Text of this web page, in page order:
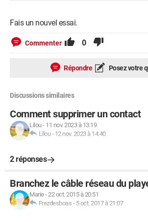
Fais un nouvel essai.
Commenter 0
Répondre Posez votre
Discussions similaires
Comment supprimer un contact
Lilou- 11 nov. 2023 à 13:19
Lilou- 12 nov. 2023 à 14:40
2 réponses
Branchez le câble réseau du
Marie-22 oct. 2015 à 20:51
Frezdesboas - 5 oct. 2017 à 21:07